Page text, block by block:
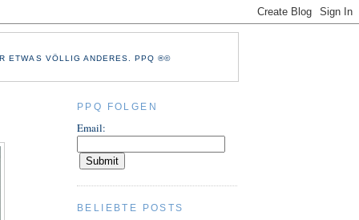
ETWAS VÖLLIG ANDERES. PPQ ®©
PPQ FOLGEN
Email:
BELIEBTE POSTS